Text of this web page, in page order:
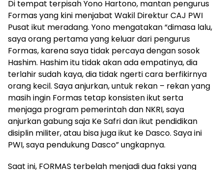
Di tempat terpisah Yono Hartono, mantan pengurus
Formas yang kini menjabat Wakil Direktur CAJ PWI
Pusat ikut meradang. Yono mengatakan “dimasa lalu,
saya orang pertama yang keluar dari pengurus
Formas, karena saya tidak percaya dengan sosok
Hashim. Hashim itu tidak akan ada empatinya, dia
terlahir sudah kaya, dia tidak ngerti cara berfikirnya
orang kecil. Saya anjurkan, untuk rekan – rekan yang
masih ingin Formas tetap konsisten ikut serta
menjaga program pemerintah dan NKRI, saya
anjurkan gabung saja Ke Safri dan ikut pendidikan
disiplin militer, atau bisa juga ikut ke Dasco. Saya ini
PWI, saya pendukung Dasco” ungkapnya.
Saat ini, FORMAS terbelah menjadi dua faksi yang